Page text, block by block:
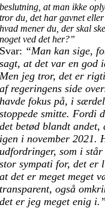
beslutning, at man ikke
tror du, det har gavnet
hvad mener du, der skal
noget ved det her?”
Svar: “Man kan sige,
sagt, at det var en god
Men jeg tror, det er
af regeringens side
havde fokus på, i
stoppede smitte. Fordi
det betød blandt
igen i november 2021.
udfordringer, som i står
stor sympati for, det
at det er meget meget
transparent, også
det er jeg meget enig i.”